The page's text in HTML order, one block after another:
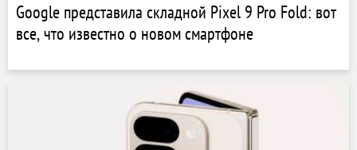
Google представила складной Pixel 9 Pro Fold: вот
все, что известно о новом смартфоне